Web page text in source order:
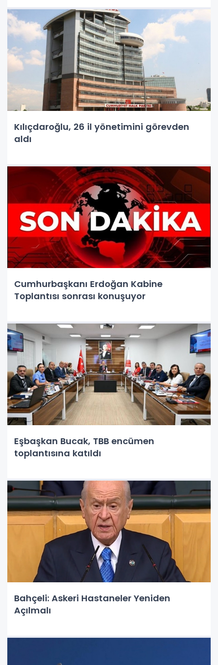
Kılıçdaroğlu, 26 il yönetimini görevden
aldı
Cumhurbaşkanı Erdoğan Kabine
Toplantısı sonrası konuşuyor
Eşbaşkan Bucak, TBB encümen
toplantısına katıldı
Bahçeli: Askeri Hastaneler Yeniden
Açılmalı